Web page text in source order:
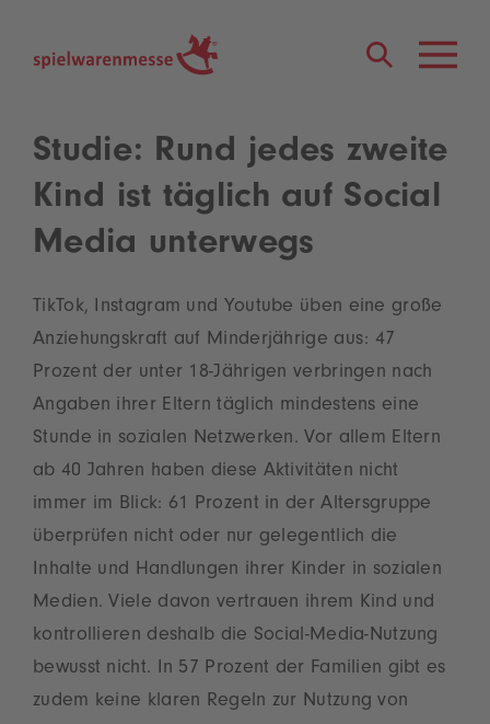
Studie: Rund jedes zweite
Kind ist täglich auf Social
Media unterwegs
TikTok, Instagram und Youtube üben eine große
Anziehungskraft auf Minderjährige aus: 47
Prozent der unter 18-Jährigen verbringen nach
Angaben ihrer Eltern täglich mindestens eine
Stunde in sozialen Netzwerken. Vor allem Eltern
ab 40 Jahren haben diese Aktivitäten nicht
immer im Blick: 61 Prozent in der Altersgruppe
überprüfen nicht oder nur gelegentlich die
Inhalte und Handlungen ihrer Kinder in sozialen
Medien. Viele davon vertrauen ihrem Kind und
kontrollieren deshalb die Social-Media-Nutzung
bewusst nicht. In 57 Prozent der Familien gibt es
zudem keine klaren Regeln zur Nutzung von